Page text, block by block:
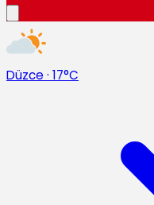
Düzce · 17°C